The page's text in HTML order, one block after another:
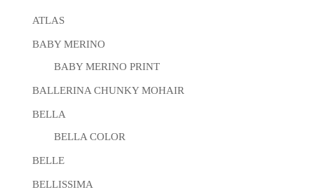
ATLAS
BABY MERINO
BABY MERINO PRINT
BALLERINA CHUNKY MOHAIR
BELLA
BELLA COLOR
BELLE
BELLISSIMA